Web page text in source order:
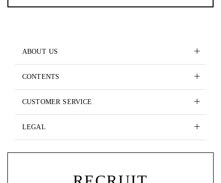
ABOUT US
CONTENTS
CUSTOMER SERVICE
LEGAL